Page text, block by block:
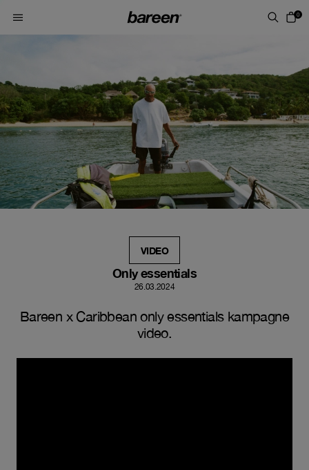
0
VIDEO
Only essentials
26.03.2024
Bareen x Caribbean only essentials kampagne
video.